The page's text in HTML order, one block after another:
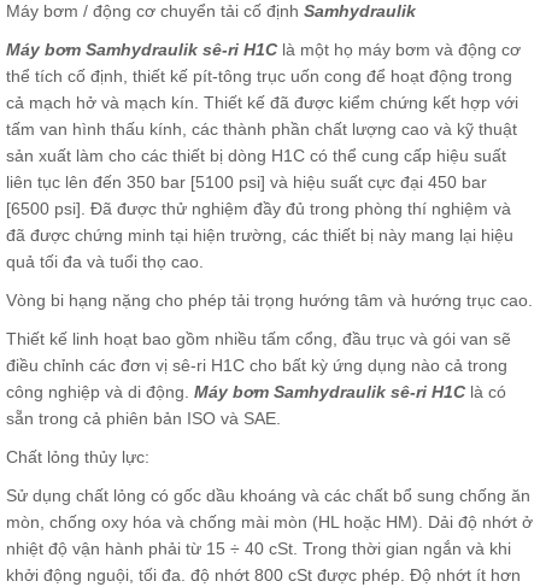
Máy bơm / động cơ chuyển tải cố định Samhydraulik
Máy bơm Samhydraulik sê-ri H1C là một họ máy bơm và động cơ
thể tích cố định, thiết kế pít-tông trục uốn cong để hoạt động trong
cả mạch hở và mạch kín. Thiết kế đã được kiểm chứng kết hợp với
tấm van hình thấu kính, các thành phần chất lượng cao và kỹ thuật
sản xuất làm cho các thiết bị dòng H1C có thể cung cấp hiệu suất
liên tục lên đến 350 bar [5100 psi] và hiệu suất cực đại 450 bar
[6500 psi]. Đã được thử nghiệm đầy đủ trong phòng thí nghiệm và
đã được chứng minh tại hiện trường, các thiết bị này mang lại hiệu
quả tối đa và tuổi thọ cao.
Vòng bi hạng nặng cho phép tải trọng hướng tâm và hướng trục cao.
Thiết kế linh hoạt bao gồm nhiều tấm cổng, đầu trục và gói van sẽ
điều chỉnh các đơn vị sê-ri H1C cho bất kỳ ứng dụng nào cả trong
công nghiệp và di động. Máy bơm Samhydraulik sê-ri H1C là có
sẵn trong cả phiên bản ISO và SAE.
Chất lỏng thủy lực:
Sử dụng chất lỏng có gốc dầu khoáng và các chất bổ sung chống ăn
mòn, chống oxy hóa và chống mài mòn (HL hoặc HM). Dải độ nhớt ở
nhiệt độ vận hành phải từ 15 ÷ 40 cSt. Trong thời gian ngắn và khi
khởi động nguội, tối đa. độ nhớt 800 cSt được phép. Độ nhớt ít hơn